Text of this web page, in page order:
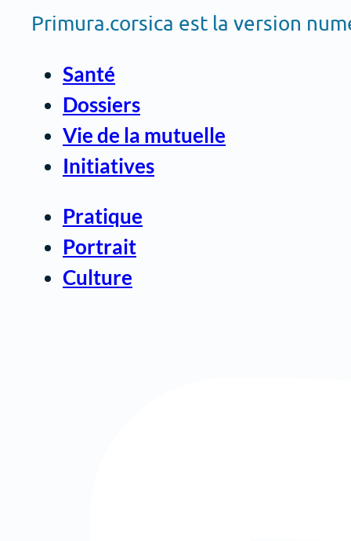
Primura.corsica est la version
Santé
Dossiers
Vie de la mutuelle
Initiatives
Pratique
Portrait
Culture